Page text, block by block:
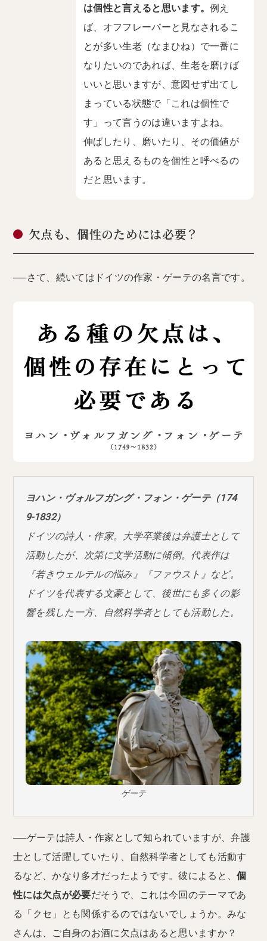
は個性と言えると思います。例え
ば、オフフレーバーと見なされるこ
とが多い生老（なまひね）で一番に
なりたいのであれば、生老を磨けば
いいと思いますが、意図せず出てし
まっている状態で「これは個性で
す」って言うのは違いますよね。
伸ばしたり、磨いたり、その価値が
あると思えるものを個性と呼べるの
だと思います。
欠点も、個性のためには必要？
──さて、続いてはドイツの作家・ゲーテの名言です。
ヨハン・ヴォルフガング・フォン・ゲーテ（174
9-1832）
ドイツの詩人・作家。大学卒業後は弁護士として
活動したが、次第に文学活動に傾倒。代表作は
『若きウェルテルの悩み』『ファウスト』など。
ドイツを代表する文豪として、後世にも多くの影
響を残した一方、自然科学者としても活動した。
ゲーテ
──ゲーテは詩人・作家として知られていますが、弁護
士として活躍していたり、自然科学者としても活動す
るなど、かなり多才だったようです。彼によると、個
性には欠点が必要だそうで、これは今回のテーマであ
る「クセ」とも関係するのではないでしょうか。みな
さんは、ご自身のお酒に欠点はあると思いますか？